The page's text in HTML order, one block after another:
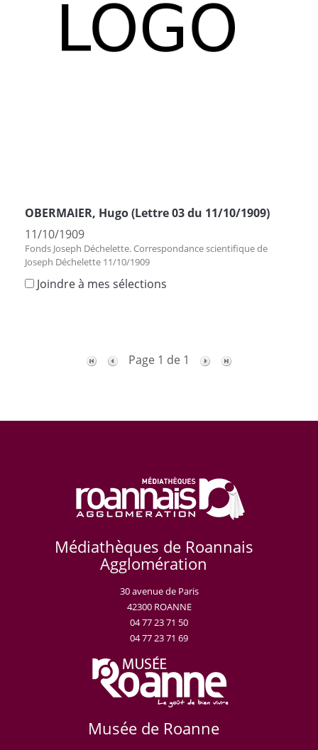
OBERMAIER, Hugo (Lettre 03 du 11/10/1909)
11/10/1909
Fonds Joseph Déchelette. Correspondance scientifique de
Joseph Déchelette 11/10/1909
Joindre à mes sélections
Page 1 de 1
Médiathèques de Roannais
Agglomération
30 avenue de Paris
42300 ROANNE
04 77 23 71 50
04 77 23 71 69
Musée de Roanne